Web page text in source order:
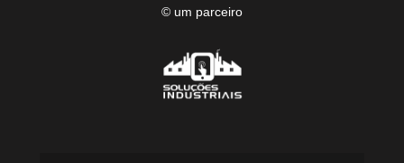
© um parceiro